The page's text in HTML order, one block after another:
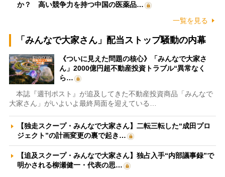
か？ 高い競争力を持つ中国の医薬品…
一覧を見る
「みんなで大家さん」配当ストップ騒動の内幕
《ついに見えた問題の核心》「みんなで大家さ
ん」2000億円超不動産投資トラブル“異常なく
ら…
本誌『週刊ポスト』が追及してきた不動産投資商品「みんなで
大家さん」がいよいよ最終局面を迎えている…
【独走スクープ・みんなで大家さん】二転三転した“成田プロ
ジェクト”の計画変更の裏で起き…
【追及スクープ・みんなで大家さん】独占入手“内部議事録”で
明かされる柳瀬健一・代表の思…